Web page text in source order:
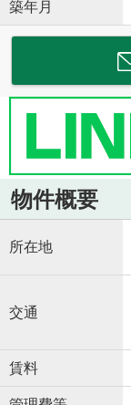
築年月
物件概要
所在地
交通
賃料